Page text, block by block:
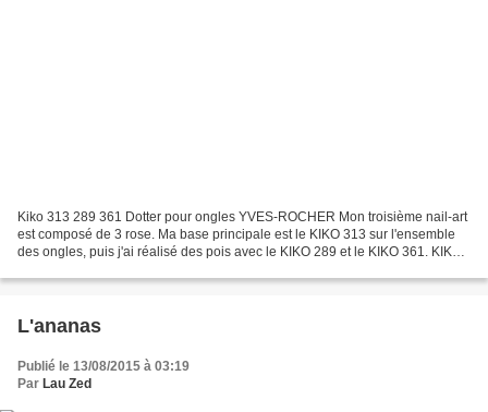
Kiko 313 289 361 Dotter pour ongles YVES-ROCHER Mon troisième nail-art
est composé de 3 rose. Ma base principale est le KIKO 313 sur l'ensemble
des ongles, puis j'ai réalisé des pois avec le KIKO 289 et le KIKO 361. KIKO
L'ananas
Publié le 13/08/2015 à 03:19
Par Lau Zed